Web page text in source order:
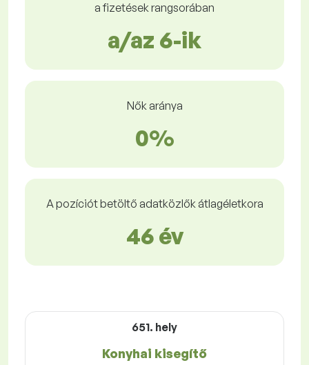
a fizetések rangsorában
a/az 6-ik
Nők aránya
0%
A pozíciót betöltő adatközlők átlagéletkora
46 év
651. hely
Konyhai kisegítő